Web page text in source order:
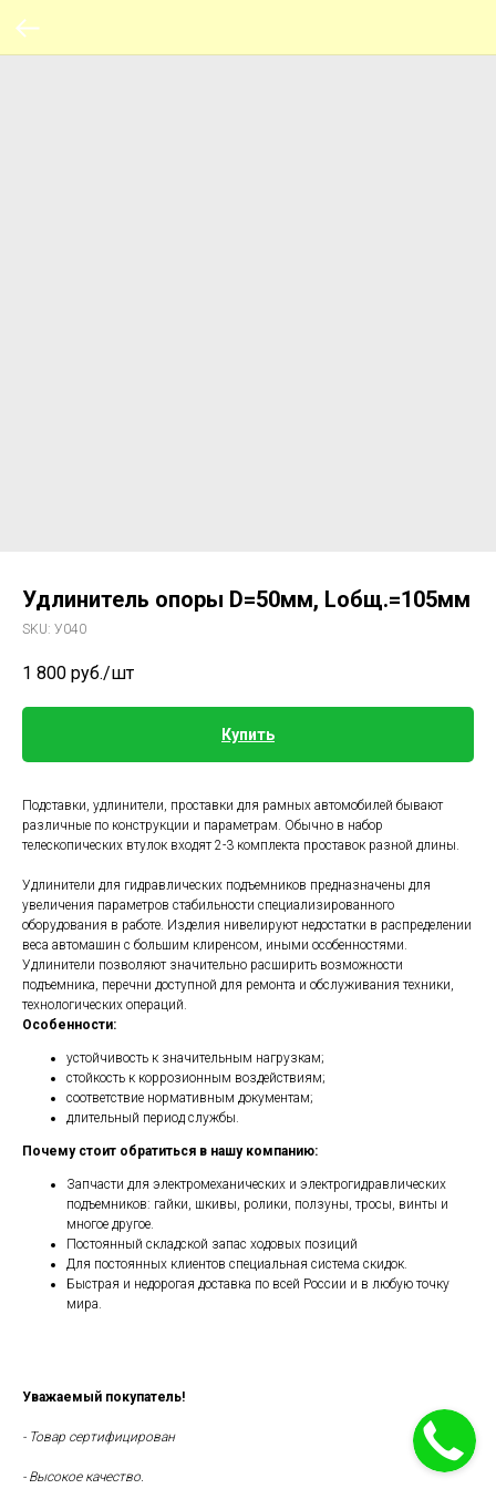
Удлинитель опоры D=50мм, Lобщ.=105мм
SKU: У040
1 800 руб./шт
Купить
Подставки, удлинители, проставки для рамных автомобилей бывают
различные по конструкции и параметрам. Обычно в набор
телескопических втулок входят 2-3 комплекта проставок разной длины.
Удлинители для гидравлических подъемников предназначены для
увеличения параметров стабильности специализированного
оборудования в работе. Изделия нивелируют недостатки в распределении
веса автомашин с большим клиренсом, иными особенностями.
Удлинители позволяют значительно расширить возможности
подъемника, перечни доступной для ремонта и обслуживания техники,
технологических операций.
Особенности:
устойчивость к значительным нагрузкам;
стойкость к коррозионным воздействиям;
соответствие нормативным документам;
длительный период службы.
Почему стоит обратиться в нашу компанию:
Запчасти для электромеханических и электрогидравлических
подъемников: гайки, шкивы, ролики, ползуны, тросы, винты и
многое другое.
Постоянный складской запас ходовых позиций
Для постоянных клиентов специальная система скидок.
Быстрая и недорогая доставка по всей России и в любую точку
мира.
Уважаемый покупатель!
- Товар сертифицирован
- Высокое качество.